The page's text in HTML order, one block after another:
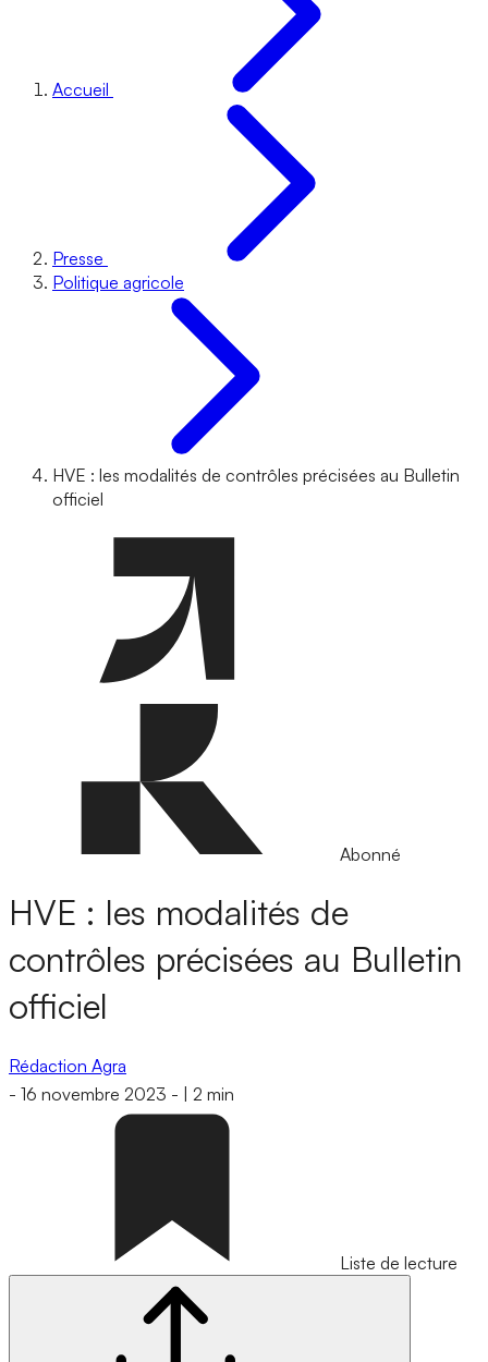
Accueil
Presse
Politique agricole
HVE : les modalités de contrôles précisées au Bulletin
officiel
Abonné
HVE : les modalités de
contrôles précisées au Bulletin
officiel
Rédaction Agra
- 16 novembre 2023 - 2 min
Liste de lecture